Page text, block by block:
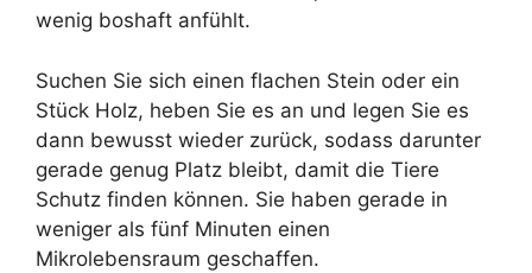
wenig boshaft anfühlt.
Suchen Sie sich einen flachen Stein oder ein
Stück Holz, heben Sie es an und legen Sie es
dann bewusst wieder zurück, sodass darunter
gerade genug Platz bleibt, damit die Tiere
Schutz finden können. Sie haben gerade in
weniger als fünf Minuten einen
Mikrolebensraum geschaffen.